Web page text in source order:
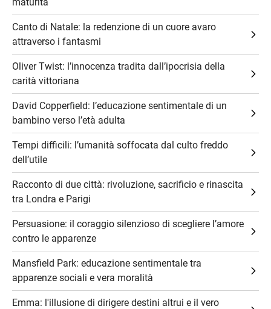
Canto di Natale: la redenzione di un cuore avaro
attraverso i fantasmi
Oliver Twist: l’innocenza tradita dall’ipocrisia della
carità vittoriana
David Copperfield: l’educazione sentimentale di un
bambino verso l’età adulta
Tempi difficili: l’umanità soffocata dal culto freddo
dell’utile
Racconto di due città: rivoluzione, sacrificio e rinascita
tra Londra e Parigi
Persuasione: il coraggio silenzioso di scegliere l’amore
contro le apparenze
Mansfield Park: educazione sentimentale tra
apparenze sociali e vera moralità
Emma: l'illusione di dirigere destini altrui e il vero